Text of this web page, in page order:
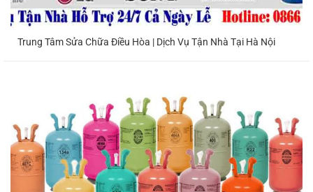
Trung Tâm Sửa Chữa Điều Hòa | Dịch Vụ Tận Nhà Tại Hà Nội